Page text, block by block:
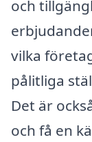
och
vilka
pålitliga
Det är
och få en